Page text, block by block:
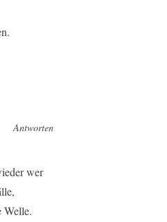
12:04
Antworten
wer
Welle.